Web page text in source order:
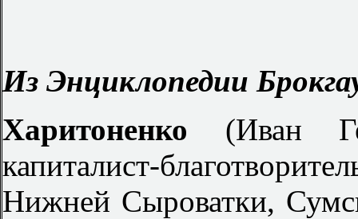
Из Энциклопедии
Харитоненко (Иван
капиталист-
Нижней Сыроватки,